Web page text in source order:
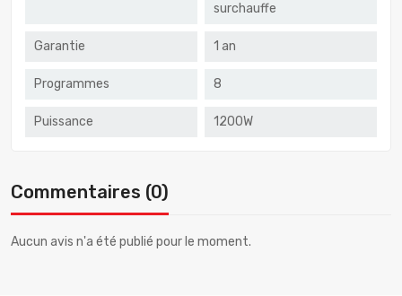
surchauffe
Garantie 1 an
Programmes 8
Puissance 1200W
Commentaires (0)
Aucun avis n'a été publié pour le moment.